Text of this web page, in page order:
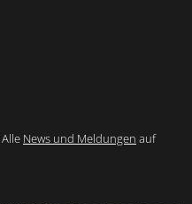
News und Meldungen auf